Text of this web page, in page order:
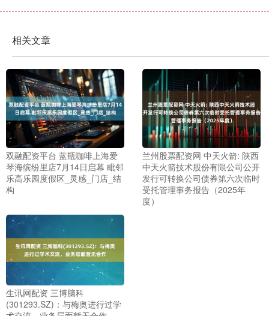
相关文章
双融配资平台 蓝瓶咖啡上海爱
琴海缤纷里店7月14日启幕 毗邻
乐高乐园度假区_灵感_门店_结
构
兰州股票配资网 中天火箭: 陕西
中天火箭技术股份有限公司公开
发行可转换公司债券第六次临时
受托管理事务报告（2025年
度）
生讯网配资 三博脑科
(301293.SZ)：与梅奥进行过学